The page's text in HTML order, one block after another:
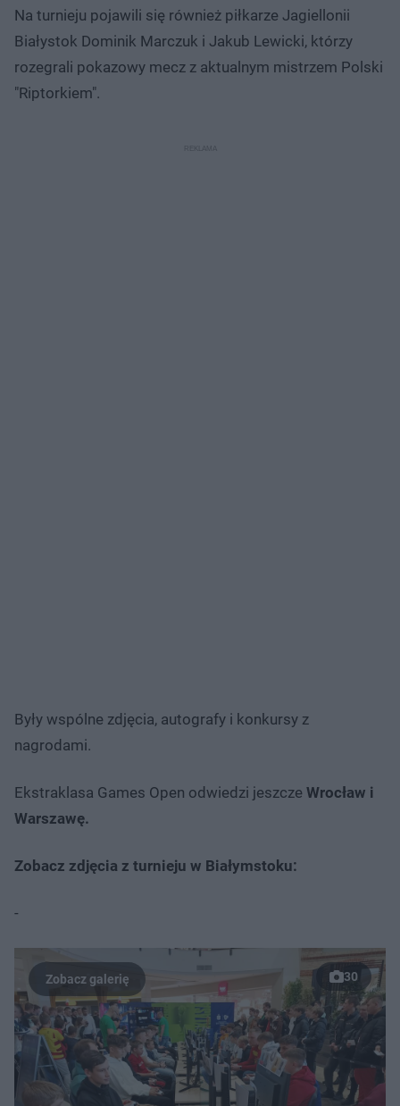
Na turnieju pojawili się również piłkarze Jagiellonii
Białystok Dominik Marczuk i Jakub Lewicki, którzy
rozegrali pokazowy mecz z aktualnym mistrzem Polski
"Riptorkiem".
Były wspólne zdjęcia, autografy i konkursy z
nagrodami.
Ekstraklasa Games Open odwiedzi jeszcze Wrocław i
Warszawę.
Zobacz zdjęcia z turnieju w Białymstoku:
-
30